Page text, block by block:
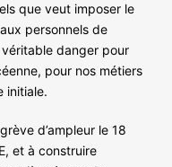
que veut imposer le
personnels de
danger pour
pour nos métiers
initiale.
d’ampleur le 18
et à construire